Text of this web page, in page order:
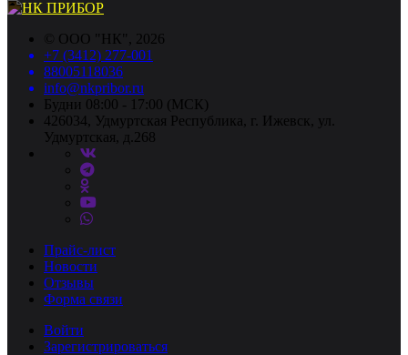
© ООО "НК", 2026
+7 (3412) 277-001
88005118036
info@nkpribor.ru
Будни 08:00 - 17:00 (МСК)
426034, Удмуртская Республика, г. Ижевск, ул.
Удмуртская, д.268
Прайс-лист
Новости
Отзывы
Форма связи
Войти
Зарегистрироваться